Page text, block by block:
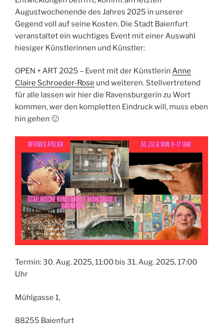
Augustwochenende des Jahres 2025 in unserer
Gegend voll auf seine Kosten. Die Stadt Baienfurt
veranstaltet ein wuchtiges Event mit einer Auswahl
hiesiger Künstlerinnen und Künstler:
OPEN + ART 2025 – Event mit der Künstlerin Anne
Claire Schroeder-Rose und weiteren. Stellvertretend
für alle lassen wir hier die Ravensburgerin zu Wort
kommen, wer den kompletten Eindruck will, muss eben
hin gehen 🙂
Termin: 30. Aug. 2025, 11:00 bis 31. Aug. 2025, 17:00
Uhr
Mühlgasse 1,
88255 Baienfurt